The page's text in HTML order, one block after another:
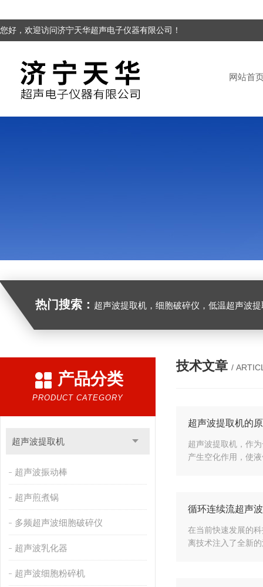
您好，欢迎访问济宁天华超声电子仪器有限公司！
网站首
热门搜索： 超声波提取机，细胞破碎仪，低温超声波
产品分类
PRODUCT CATEGORY
超声波提取机
超声波振动棒
超声煎煮锅
多频超声波细胞破碎仪
超声波乳化器
超声波细胞粉碎机
技术文章 /
超声波提取机的
超声波提取机，作
产生空化作用，使
循环连续流超声
在当前快速发展的
离技术注入了全新